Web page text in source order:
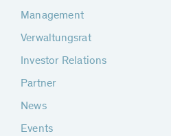
Management
Verwaltungsrat
Investor Relations
Partner
News
Events